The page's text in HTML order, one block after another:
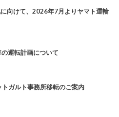
に向けて、2026年7月よりヤマト運輸
運転計画について
ガルト事務所移転のご案内